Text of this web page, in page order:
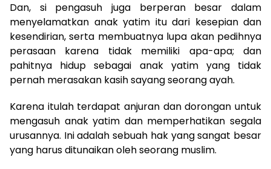
Dan, si pengasuh juga berperan besar dalam
menyelamatkan anak yatim itu dari kesepian dan
kesendirian, serta membuatnya lupa akan pedihnya
perasaan karena tidak memiliki apa-apa; dan
pahitnya hidup sebagai anak yatim yang tidak
pernah merasakan kasih sayang seorang ayah.
Karena itulah terdapat anjuran dan dorongan untuk
mengasuh anak yatim dan memperhatikan segala
urusannya. Ini adalah sebuah hak yang sangat besar
yang harus ditunaikan oleh seorang muslim.